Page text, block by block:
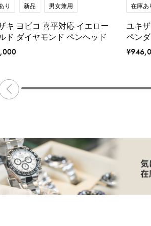
り 新品 男女兼用
キ ヨビコ 喜平対応 イエロー
ド ダイヤモンド ペンヘッド
在庫あ
ユキ
ペン